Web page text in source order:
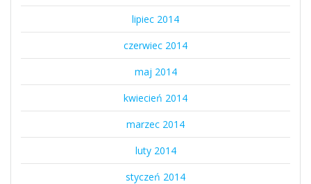
lipiec 2014
czerwiec 2014
maj 2014
kwiecień 2014
marzec 2014
luty 2014
styczeń 2014